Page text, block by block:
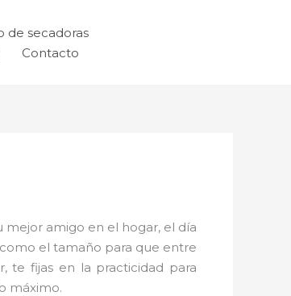
de secadoras
Contacto
mejor amigo en el hogar, el día
el tamaño para que entre
te fijas en la practicidad para
máximo.